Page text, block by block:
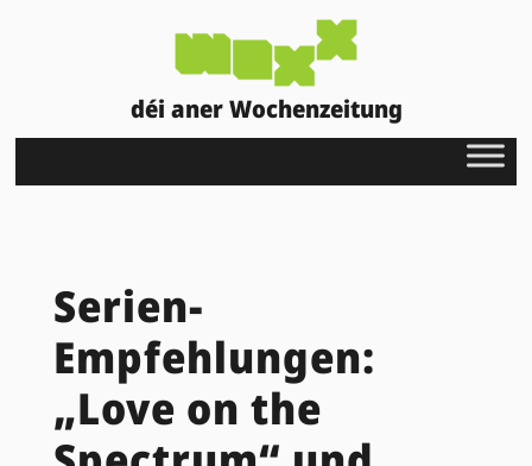
déi aner Wochenzeitung
Serien-
Empfehlungen:
„Love on the